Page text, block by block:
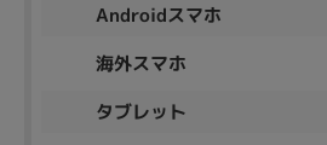
Androidスマホ
海外スマホ
タブレット